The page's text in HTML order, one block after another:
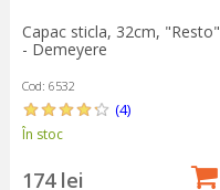
Capac sticla, 32cm, "Resto"
- Demeyere
Cod: 6532
(4)
În stoc
174 lei